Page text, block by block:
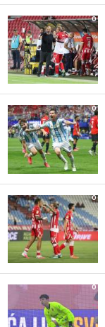
0
0
0
0